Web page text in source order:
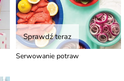
Sprawdź teraz
Serwowanie potraw